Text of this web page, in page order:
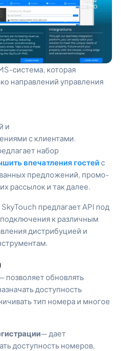
система, которая
направлений управления
и
с клиентами.
набор
впечатления гостейс
предложений, промо-
рассылок и так далее.
предлагает API под
к различным
дистрибуцией и
позволяет обновлять
доступность
тип номера и многое
— дает
доступность номеров,